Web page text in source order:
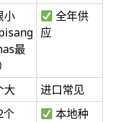
小
pisang
最
全年供
应
大
进口常见
个
本地种